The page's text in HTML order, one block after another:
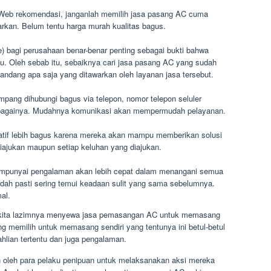
rekomendasi, janganlah memilih jasa pasang AC cuma
Belum tentu harga murah kualitas bagus.
perusahaan benar-benar penting sebagai bukti bahwa
Oleh sebab itu, sebaiknya cari jasa pasang AC yang sudah
apa saja yang ditawarkan oleh layanan jasa tersebut.
dihubungi bagus via telepon, nomor telepon seluler
Mudahnya komunikasi akan mempermudah pelayanan.
lebih bagus karena mereka akan mampu memberikan solusi
maupun setiap keluhan yang diajukan.
pengalaman akan lebih cepat dalam menangani semua
pasti sering temui keadaan sulit yang sama sebelumnya.
lazimnya menyewa jasa pemasangan AC untuk memasang
memilih untuk memasang sendiri yang tentunya ini betul-betul
tertentu dan juga pengalaman.
para pelaku penipuan untuk melaksanakan aksi mereka